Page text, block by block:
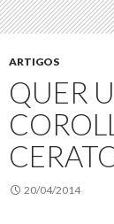
ARTIGOS
QUER
20/04/2014